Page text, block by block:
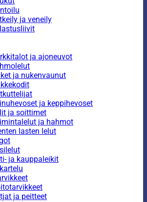
ja veneily
ja ajoneuvot
ja nukenvaunut
ja keppihevoset
ja soittimet
ja hahmot
lasten lelut
ja kauppaleikit
ja peitteet